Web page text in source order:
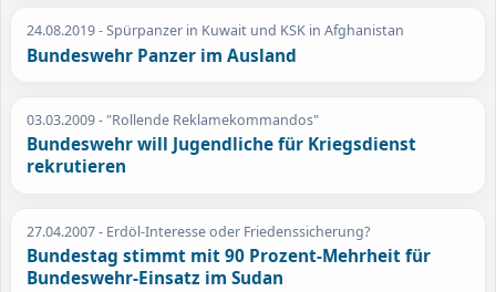
24.08.2019- Spürpanzer in Kuwait und KSK in Afghanistan
Bundeswehr Panzer im Ausland
03.03.2009- "Rollende Reklamekommandos"
Bundeswehr will Jugendliche für Kriegsdienst
rekrutieren
27.04.2007- Erdöl-Interesse oder Friedenssicherung?
Bundestag stimmt mit 90 Prozent-Mehrheit für
Bundeswehr-Einsatz im Sudan